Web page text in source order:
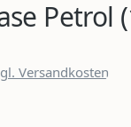
Petrol
Versandkosten